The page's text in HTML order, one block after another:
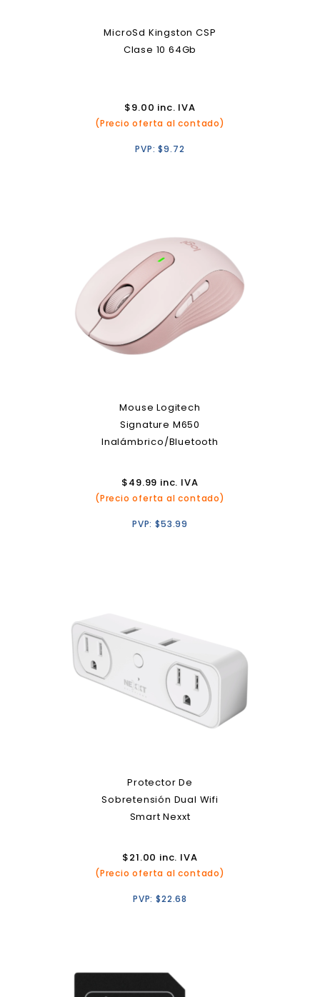
MicroSd Kingston CSP
Clase 10 64Gb
$9.00 inc. IVA
(Precio oferta al contado)
PVP:$9.72
Mouse Logitech
Signature M650
Inalámbrico/Bluetooth
$49.99 inc. IVA
(Precio oferta al contado)
PVP:$53.99
Protector De
Sobretensión Dual Wifi
Smart Nexxt
$21.00 inc. IVA
(Precio oferta al contado)
PVP:$22.68